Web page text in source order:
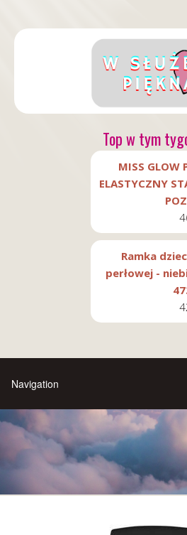
Top w tym
MISS GLOW
ELASTYCZNY
Ramka
perłowej -